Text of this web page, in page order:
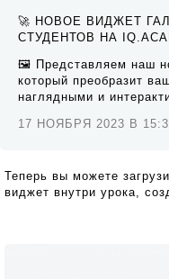
🚀 НОВОЕ ВИДЖЕТ
СТУДЕНТОВ НА
🖼️ Представляем наш
который преобразит
наглядными и
17 НОЯБРЯ 2023 В
Теперь вы можете
виджет внутри урока,